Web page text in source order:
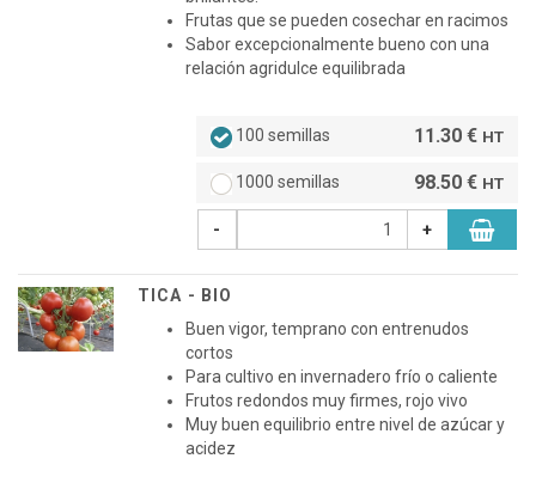
Frutas que se pueden cosechar en racimos
Sabor excepcionalmente bueno con una
relación agridulce equilibrada
100 semillas 11.30 € HT
1000 semillas 98.50 € HT
- +
TICA - BIO
Buen vigor, temprano con entrenudos
cortos
Para cultivo en invernadero frío o caliente
Frutos redondos muy firmes, rojo vivo
Muy buen equilibrio entre nivel de azúcar y
acidez